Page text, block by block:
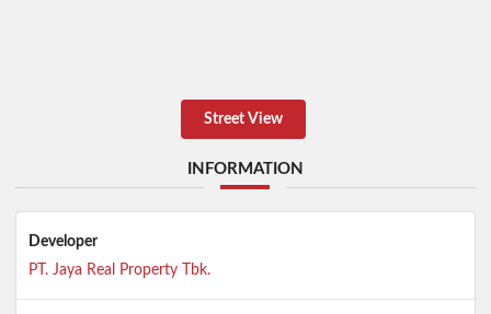
Street View
INFORMATION
Developer
PT. Jaya Real Property Tbk.